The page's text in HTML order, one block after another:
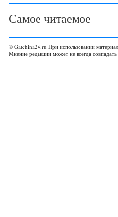
Самое читаемое
© Gatchina24.ru При использовании
Мнение редакции может не всегда